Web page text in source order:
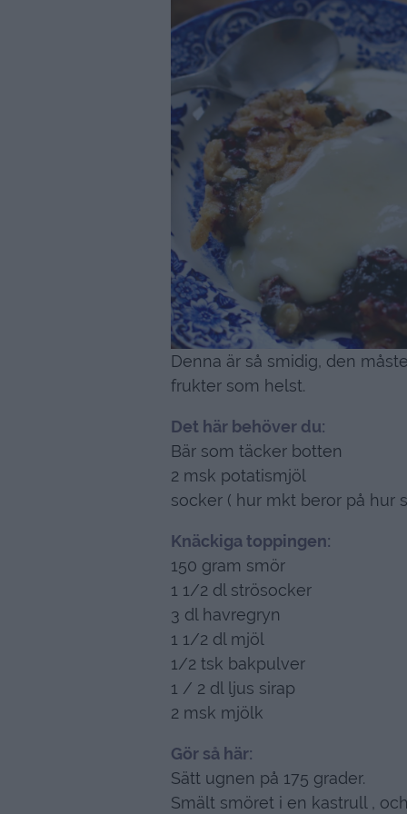
Denna är så smidig, den
frukter som helst.
Det här behöver du:
Bär som täcker botten
2 msk potatismjöl
socker ( hur mkt beror på hur
Knäckiga toppingen:
150 gram smör
1 1/2 dl strösocker
3 dl havregryn
1 1/2 dl mjöl
1/2 tsk bakpulver
1 / 2 dl ljus sirap
2 msk mjölk
Gör så här:
Sätt ugnen på 175 grader.
Smält smöret i en kastrull ,